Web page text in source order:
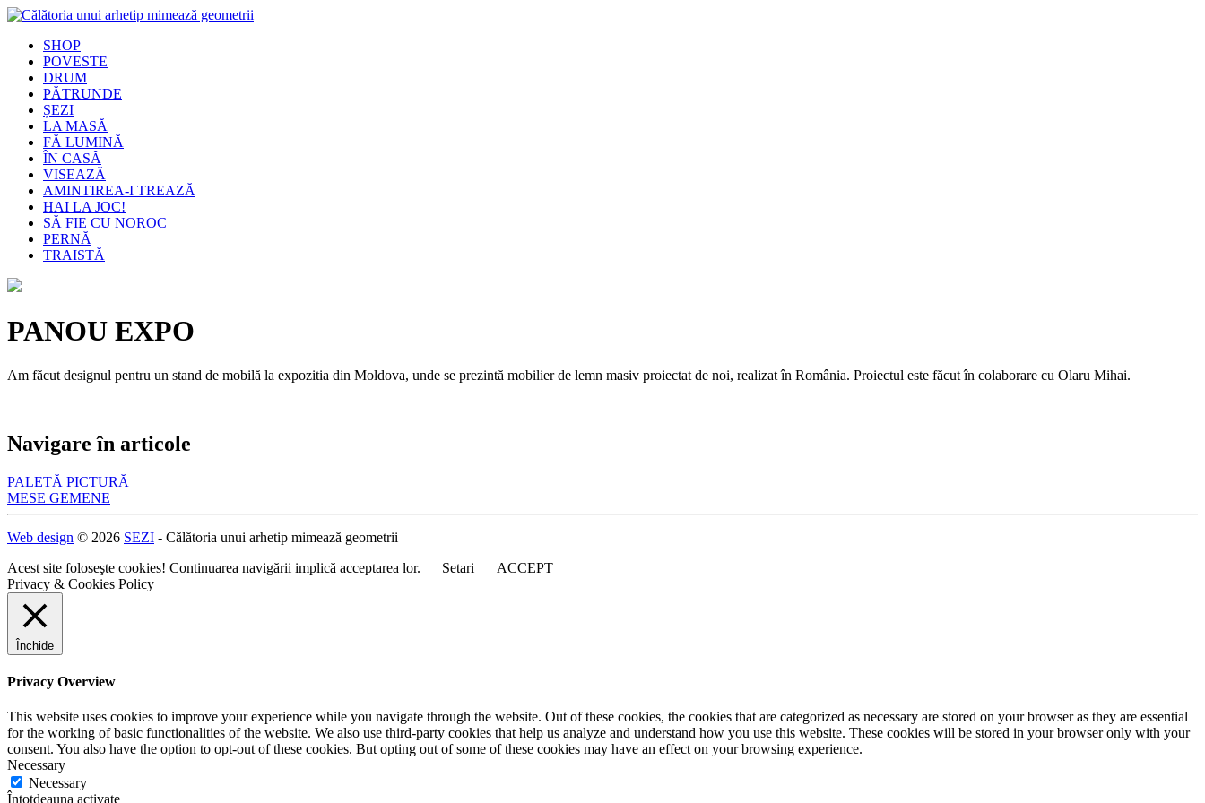
SHOP
POVESTE
DRUM
PĂTRUNDE
ȘEZI
LA MASĂ
FĂ LUMINĂ
ÎN CASĂ
VISEAZĂ
AMINTIREA-I TREAZĂ
HAI LA JOC!
SĂ FIE CU NOROC
PERNĂ
TRAISTĂ
PANOU EXPO
Am făcut designul pentru un stand de mobilă la expozitia din Moldova, unde se prezintă mobilier de lemn masiv proiectat de noi, realizat în România. Proiectul este făcut în colaborare cu Olaru Mihai.
Navigare în articole
PALETĂ PICTURĂ
MESE GEMENE
Web design © 2026 SEZI - Călătoria unui arhetip mimează geometrii
Acest site foloseşte cookies! Continuarea navigării implică acceptarea lor.
Setari
ACCEPT
Privacy & Cookies Policy
Închide
Privacy Overview
This website uses cookies to improve your experience while you navigate through the website. Out of these cookies, the cookies that are categorized as necessary are stored on your browser as they are essential
for the working of basic functionalities of the website. We also use third-party cookies that help us analyze and understand how you use this website. These cookies will be stored in your browser only with your
consent. You also have the option to opt-out of these cookies. But opting out of some of these cookies may have an effect on your browsing experience.
Necessary
Necessary
Întotdeauna activate